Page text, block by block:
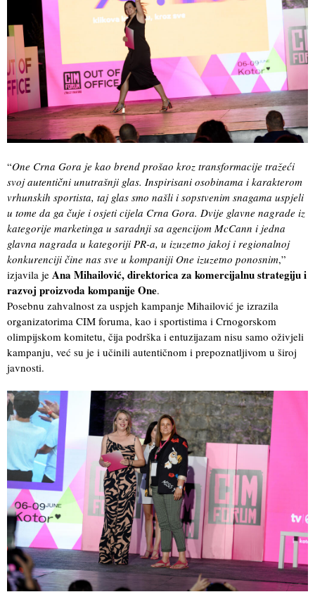
“One Crna Gora je kao brend prošao kroz transformacije tražeći
svoj autentični unutrašnji glas. Inspirisani osobinama i karakterom
vrhunskih sportista, taj glas smo našli i sopstvenim snagama uspjeli
u tome da ga čuje i osjeti cijela Crna Gora. Dvije glavne nagrade iz
kategorije marketinga u saradnji sa agencijom McCann i jedna
glavna nagrada u kategoriji PR-a, u izuzetno jakoj i regionalnoj
konkurenciji čine nas sve u kompaniji One izuzetno ponosnim,”
izjavila je Ana Mihailović, direktorica za komercijalnu strategiju i
razvoj proizvoda kompanije One.
Posebnu zahvalnost za uspjeh kampanje Mihailović je izrazila
organizatorima CIM foruma, kao i sportistima i Crnogorskom
olimpijskom komitetu, čija podrška i entuzijazam nisu samo oživjeli
kampanju, već su je i učinili autentičnom i prepoznatljivom u široj
javnosti.